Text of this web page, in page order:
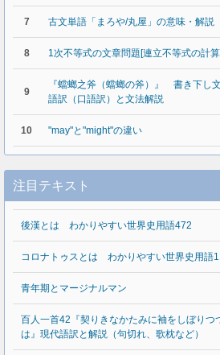
7 古文単語「まろや/丸屋」の意味・解説
8 1次不等式の文章問題[連立不等式の計
9
『蟷螂之斧（蟷螂の斧）』 書き下し
語訳（口語訳）と文法解説
10 "may"と"might"の違い
注目テキスト
後漢とは わかりやすい世界史用語472
コロナトゥスとは わかりやすい世界史用語
青年期とマージナルマン
百人一首42『契りきなかたみに袖をしぼりつ
は』現代語訳と解説（句切れ、歌枕など）